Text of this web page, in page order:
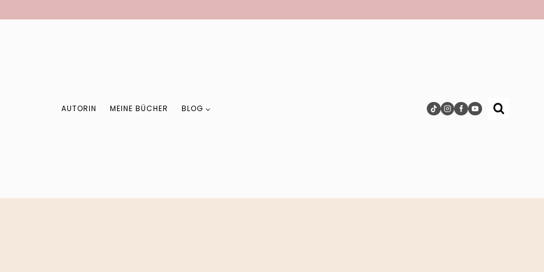
AUTORIN MEINE BÜCHER BLOG